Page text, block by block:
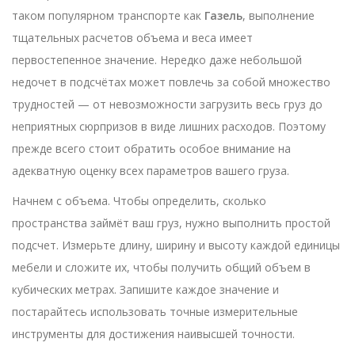
таком популярном транспорте как Газель, выполнение
тщательных расчетов объема и веса имеет
первостепенное значение. Нередко даже небольшой
недочет в подсчётах может повлечь за собой множество
трудностей — от невозможности загрузить весь груз до
неприятных сюрпризов в виде лишних расходов. Поэтому
прежде всего стоит обратить особое внимание на
адекватную оценку всех параметров вашего груза.
Начнем с объема. Чтобы определить, сколько
пространства займёт ваш груз, нужно выполнить простой
подсчет. Измерьте длину, ширину и высоту каждой единицы
мебели и сложите их, чтобы получить общий объем в
кубических метрах. Запишите каждое значение и
постарайтесь использовать точные измерительные
инструменты для достижения наивысшей точности.